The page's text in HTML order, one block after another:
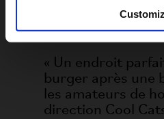
Poco Loco
« Un endroit
burger après une
les amateurs de
direction Cool